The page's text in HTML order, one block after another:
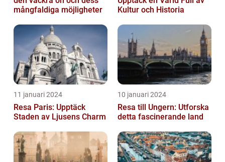
mångfaldiga möjligheter
Kultur och Historia
11 januari 2024
Resa Paris: Upptäck
Staden av Ljusens Charm
10 januari 2024
Resa till Ungern: Utforska
detta fascinerande land